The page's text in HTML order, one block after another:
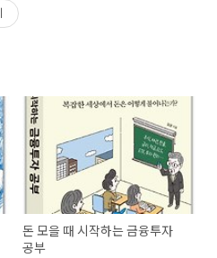
돈 모을 때 시작하는 금융투자
공부